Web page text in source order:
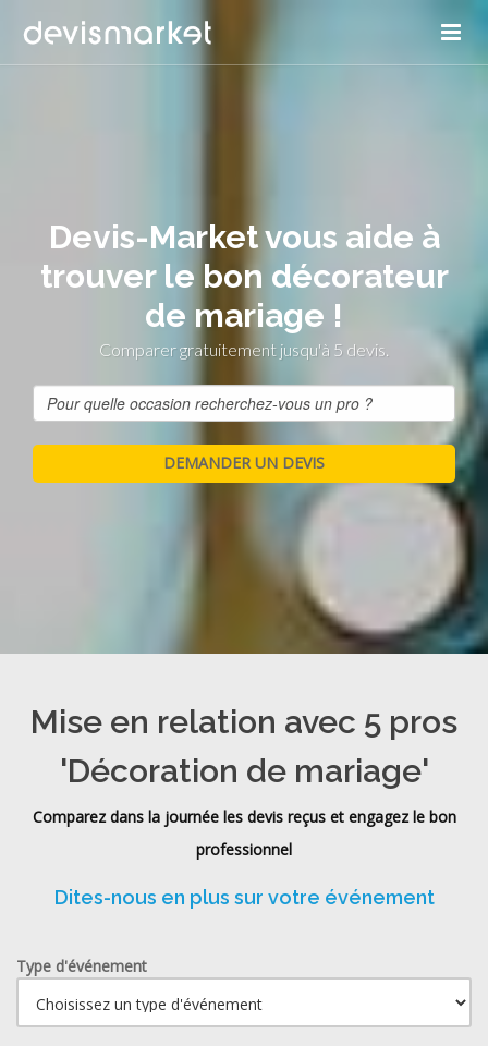
Devis-Market vous aide à
trouver le bon décorateur
de mariage !
Comparer gratuitement jusqu'à 5 devis.
Mise en relation avec 5 pros
'Décoration de mariage'
Comparez dans la journée les devis reçus et engagez le bon
professionnel
Dites-nous en plus sur votre événement
Type d'événement